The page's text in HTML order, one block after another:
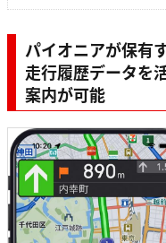
パイオニアが保有
走行履歴データを
案内が可能